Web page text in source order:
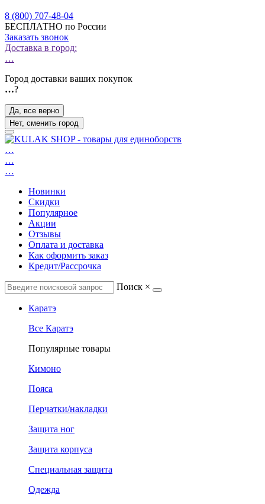
8 (800) 707-48-04
БЕСПЛАТНО по России
Заказать звонок
Доставка в город:
…
Город доставки ваших покупок
…?
Да, все верно
Нет, сменить город
…
…
…
Новинки
Скидки
Популярное
Акции
Отзывы
Оплата и доставка
Как оформить заказ
Кредит/Рассрочка
Поиск ×
Каратэ
Все Каратэ
Популярные товары
Кимоно
Пояса
Перчатки/накладки
Защита ног
Защита корпуса
Специальная защита
Одежда